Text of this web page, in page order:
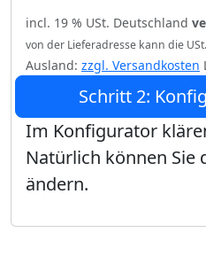
incl. 19 % USt. Deutschland
von der Lieferadresse kann die
Ausland: zzgl. Versandkosten
Schritt 2:
Im Konfigurator
Natürlich können Sie
ändern.